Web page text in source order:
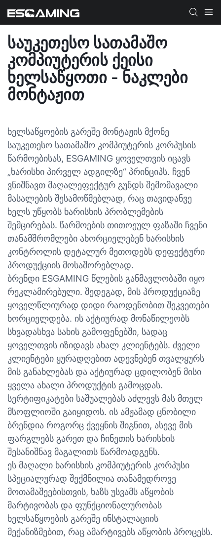
ᲡᲐᲣᲙᲔᲗᲔᲡᲝ ᲡᲐᲗᲐᲛᲐᲨᲝ
ᲙᲝᲛᲞᲘᲣᲢᲔᲠᲘᲡ ᲥᲔᲘᲡᲘ
ᲮᲔᲚᲡᲐᲬᲧᲝᲗᲘ - ᲜᲐᲙᲚᲔᲑᲘ
ᲛᲝᲜᲢᲐᲟᲘᲗ
ხელსაწყოების გარეშე მონტაჟის მქონე
საუკეთესო სათამაშო კომპიუტერის კორპუსის
წარმოებისას, ESGAMING ყოველთვის იცავს
„ხარისხი პირველ ადგილზე“ პრინციპს. ჩვენ
ვნიშნავთ მაღალეფექტურ გუნდს შემომავალი
მასალების შესამოწმებლად, რაც თავიდანვე
ხელს უწყობს ხარისხის პრობლემების
შემცირებას. წარმოების თითოეულ ფაზაში ჩვენი
თანამშრომლები ახორციელებენ ხარისხის
კონტროლის დეტალურ მეთოდებს დეფექტური
პროდუქციის მოსაშორებლად.
ბრენდი ESGAMING წლების განმავლობაში იყო
რეკლამირებული. შედეგად, მის პროდუქციაზე
ყოველწლიურად დიდი რაოდენობით შეკვეთები
ხორციელდება. ის აქტიურად მონაწილეობს
სხვადასხვა სახის გამოფენებში, სადაც
ყოველთვის იზიდავს ახალ კლიენტებს. ძველი
კლიენტები ყურადღებით ადევნებენ თვალყურს
მის განახლებას და აქტიურად ცდილობენ მისი
ყველა ახალი პროდუქტის გამოცდას.
სერტიფიკატები საშუალებას აძლევს მას მთელ
მსოფლიოში გაიყიდოს. ის ამჟამად ცნობილი
ბრენდია როგორც ქვეყნის შიგნით, ასევე მის
ფარგლებს გარეთ და ჩინეთის ხარისხის
შესანიშნავ მაგალითს წარმოადგენს.
ეს მაღალი ხარისხის კომპიუტერის კორპუსი
სპეციალურად შექმნილია თანამედროვე
მოთამაშეებისთვის, ხაზს უსვამს აწყობის
მარტივობას და ფუნქციონალურობას
ხელსაწყოების გარეშე ინსტალაციის
მექანიზმებით, რაც ამარტივებს აწყობის პროცესს.